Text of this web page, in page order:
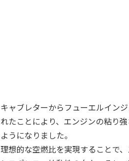
キャブレターからフューエルイン
れたことにより、エンジンの粘り
ようになりました。
理想的な空燃比を実現することで